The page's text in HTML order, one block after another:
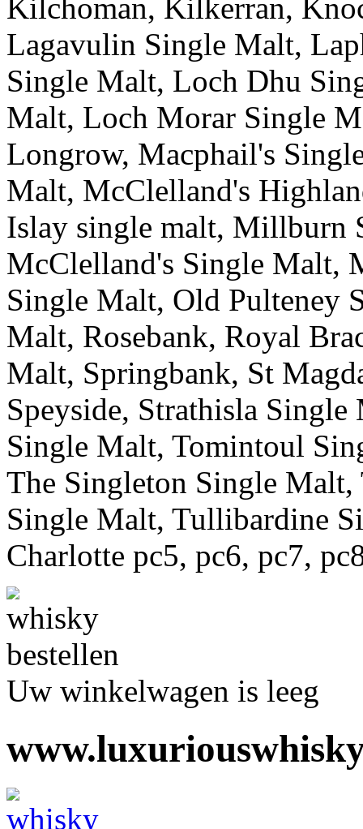
Kilchoman, Kilkerran,
Lagavulin Single Malt,
Single Malt, Loch Dhu
Malt, Loch Morar Single
Longrow, Macphail's
Malt, McClelland's
Islay single malt, Millburn
McClelland's Single Malt,
Single Malt, Old Pulteney
Malt, Rosebank, Royal
Malt, Springbank, St
Speyside, Strathisla
Single Malt, Tomintoul
The Singleton Single
Single Malt, Tullibardine
Charlotte pc5, pc6, pc7,
Uw winkelwagen is leeg